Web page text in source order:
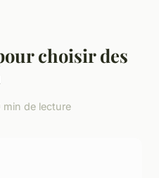
choisir des
min de lecture